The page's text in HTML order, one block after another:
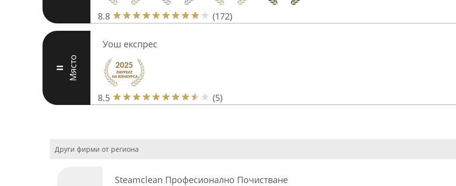
8.8 (172)
II Място
Уош експрес
8.5 (5)
Други фирми от региона
Steamclean Професионално Почистване